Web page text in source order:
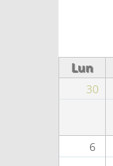
Lun
30
6